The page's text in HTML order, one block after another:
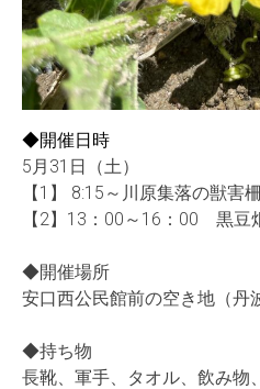
◆開催日時
5月31日（土）
【1】 8:15～川原集落の獣害
【2】13：00～16：00 黒豆
◆開催場所
安口西公民館前の空き地（丹
◆持ち物
長靴、軍手、タオル、飲み物